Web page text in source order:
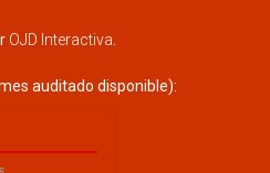
OJD Interactiva
auditado disponible):